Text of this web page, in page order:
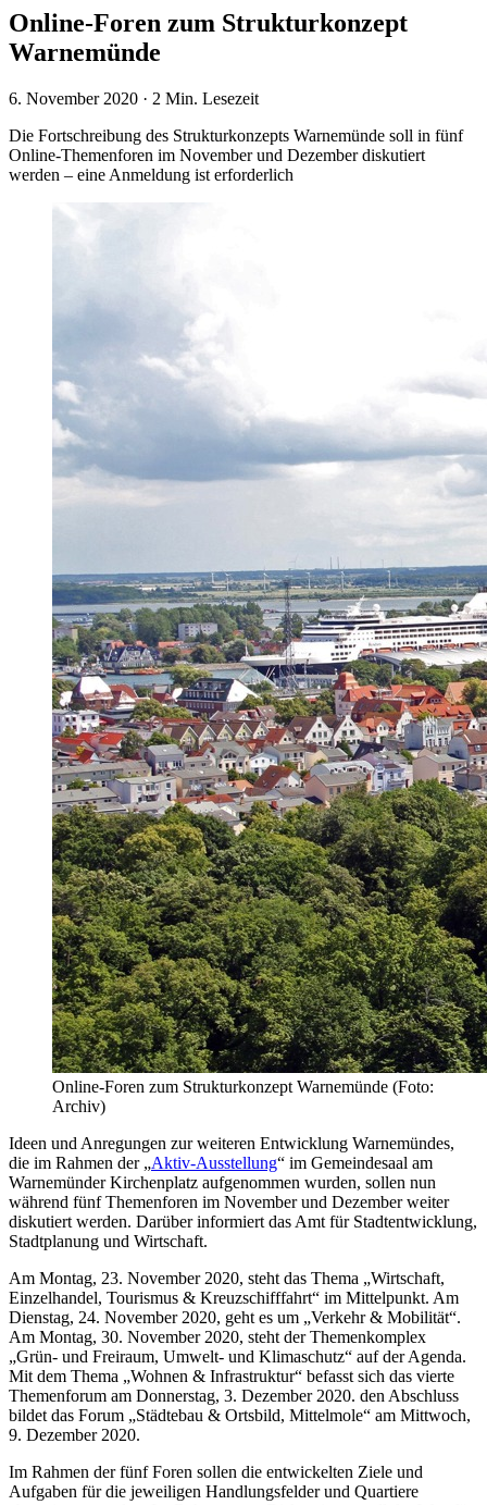
Online-Foren zum Strukturkonzept
Warnemünde
6. November 2020 · 2 Min. Lesezeit
Die Fortschreibung des Strukturkonzepts Warnemünde soll in fünf
Online-Themenforen im November und Dezember diskutiert
werden – eine Anmeldung ist erforderlich
Online-Foren zum Strukturkonzept Warnemünde (Foto:
Archiv)
Ideen und Anregungen zur weiteren Entwicklung Warnemündes,
die im Rahmen der „Aktiv-Ausstellung“ im Gemeindesaal am
Warnemünder Kirchenplatz aufgenommen wurden, sollen nun
während fünf Themenforen im November und Dezember weiter
diskutiert werden. Darüber informiert das Amt für Stadtentwicklung,
Stadtplanung und Wirtschaft.
Am Montag, 23. November 2020, steht das Thema „Wirtschaft,
Einzelhandel, Tourismus & Kreuzschifffahrt“ im Mittelpunkt. Am
Dienstag, 24. November 2020, geht es um „Verkehr & Mobilität“.
Am Montag, 30. November 2020, steht der Themenkomplex
„Grün- und Freiraum, Umwelt- und Klimaschutz“ auf der Agenda.
Mit dem Thema „Wohnen & Infrastruktur“ befasst sich das vierte
Themenforum am Donnerstag, 3. Dezember 2020. den Abschluss
bildet das Forum „Städtebau & Ortsbild, Mittelmole“ am Mittwoch,
9. Dezember 2020.
Im Rahmen der fünf Foren sollen die entwickelten Ziele und
Aufgaben für die jeweiligen Handlungsfelder und Quartiere